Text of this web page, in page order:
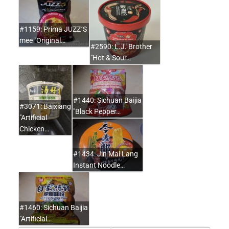
#1159: Prima JUZZ´S
mee "Original…
#2590: L.J. Brother
"Hot & Sour…
#3071: Baixiang
"Artificial
Chicken…
#1440: Sichuan Baijia
"Black Pepper…
#1434: Jin Mai Lang
Instant Noodle…
#1460: Sichuan Baijia
"Artificial…